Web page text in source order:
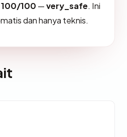
100/100 —very_safe. Ini
dan hanya teknis.